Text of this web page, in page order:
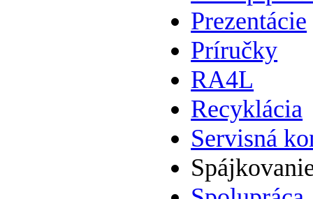
Prezentácie
Príručky
RA4L
Recyklácia
Servisná